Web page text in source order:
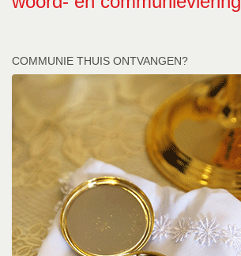
COMMUNIE THUIS ONTVANGEN?